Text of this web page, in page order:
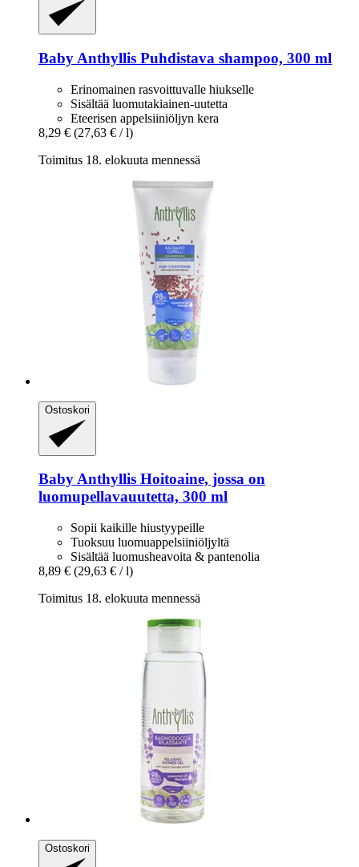
Baby Anthyllis Puhdistava shampoo, 300 ml
Erinomainen rasvoittuvalle hiukselle
Sisältää luomutakiainen-uutetta
Eteerisen appelsiiniöljyn kera
8,29 € (27,63 € / l)
Toimitus 18. elokuuta mennessä
Ostoskori
Baby Anthyllis Hoitoaine, jossa on
luomupellavauutetta, 300 ml
Sopii kaikille hiustyypeille
Tuoksuu luomuappelsiiniöljyltä
Sisältää luomusheavoita & pantenolia
8,89 € (29,63 € / l)
Toimitus 18. elokuuta mennessä
Ostoskori